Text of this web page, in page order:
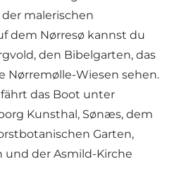
malerischen
dem Nørresø kannst du
den Bibelgarten, das
Nørremølle-Wiesen sehen.
das Boot unter
Kunsthal, Sønæs, dem
Garten,
und der Asmild-Kirche